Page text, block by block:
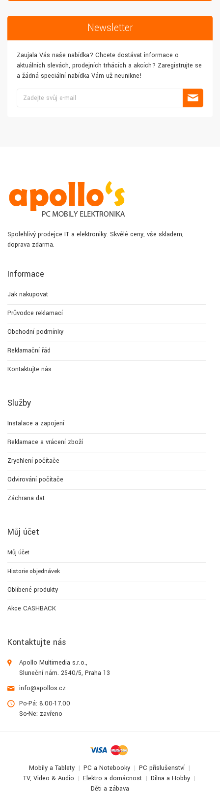
Newsletter
Zaujala Vás naše nabídka? Chcete dostávat informace o
aktuálních slevách, prodejních trhácích a akcích? Zaregistrujte se
a žádná speciální nabídka Vám už neunikne!
Spolehlivý prodejce IT a elektroniky. Skvělé ceny, vše skladem,
doprava zdarma.
Informace
Jak nakupovat
Průvodce reklamací
Obchodní podmínky
Reklamační řád
Kontaktujte nás
Služby
Instalace a zapojení
Reklamace a vrácení zboží
Zrychlení počítače
Odvirování počítače
Záchrana dat
Můj účet
Můj účet
Historie objednávek
Oblíbené produkty
Akce CASHBACK
Kontaktujte nás
Apollo Multimedia s.r.o.,
Sluneční nám. 2540/5, Praha 13
info@apollos.cz
Po-Pá: 8.00-17.00
So-Ne: zavřeno
Mobily a Tablety PC a Notebooky
PC příslušenství
TV, Video & Audio
Elektro a domácnost
Dílna a Hobby
Děti a zábava